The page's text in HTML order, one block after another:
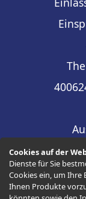
Cookies auf der
Dienste für Sie
Cookies ein, um Ihre
Ihnen Produkte